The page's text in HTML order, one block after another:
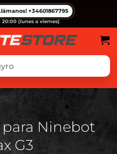
+34601867795
20:00 (lunes a viernes)
Ninebot
G3